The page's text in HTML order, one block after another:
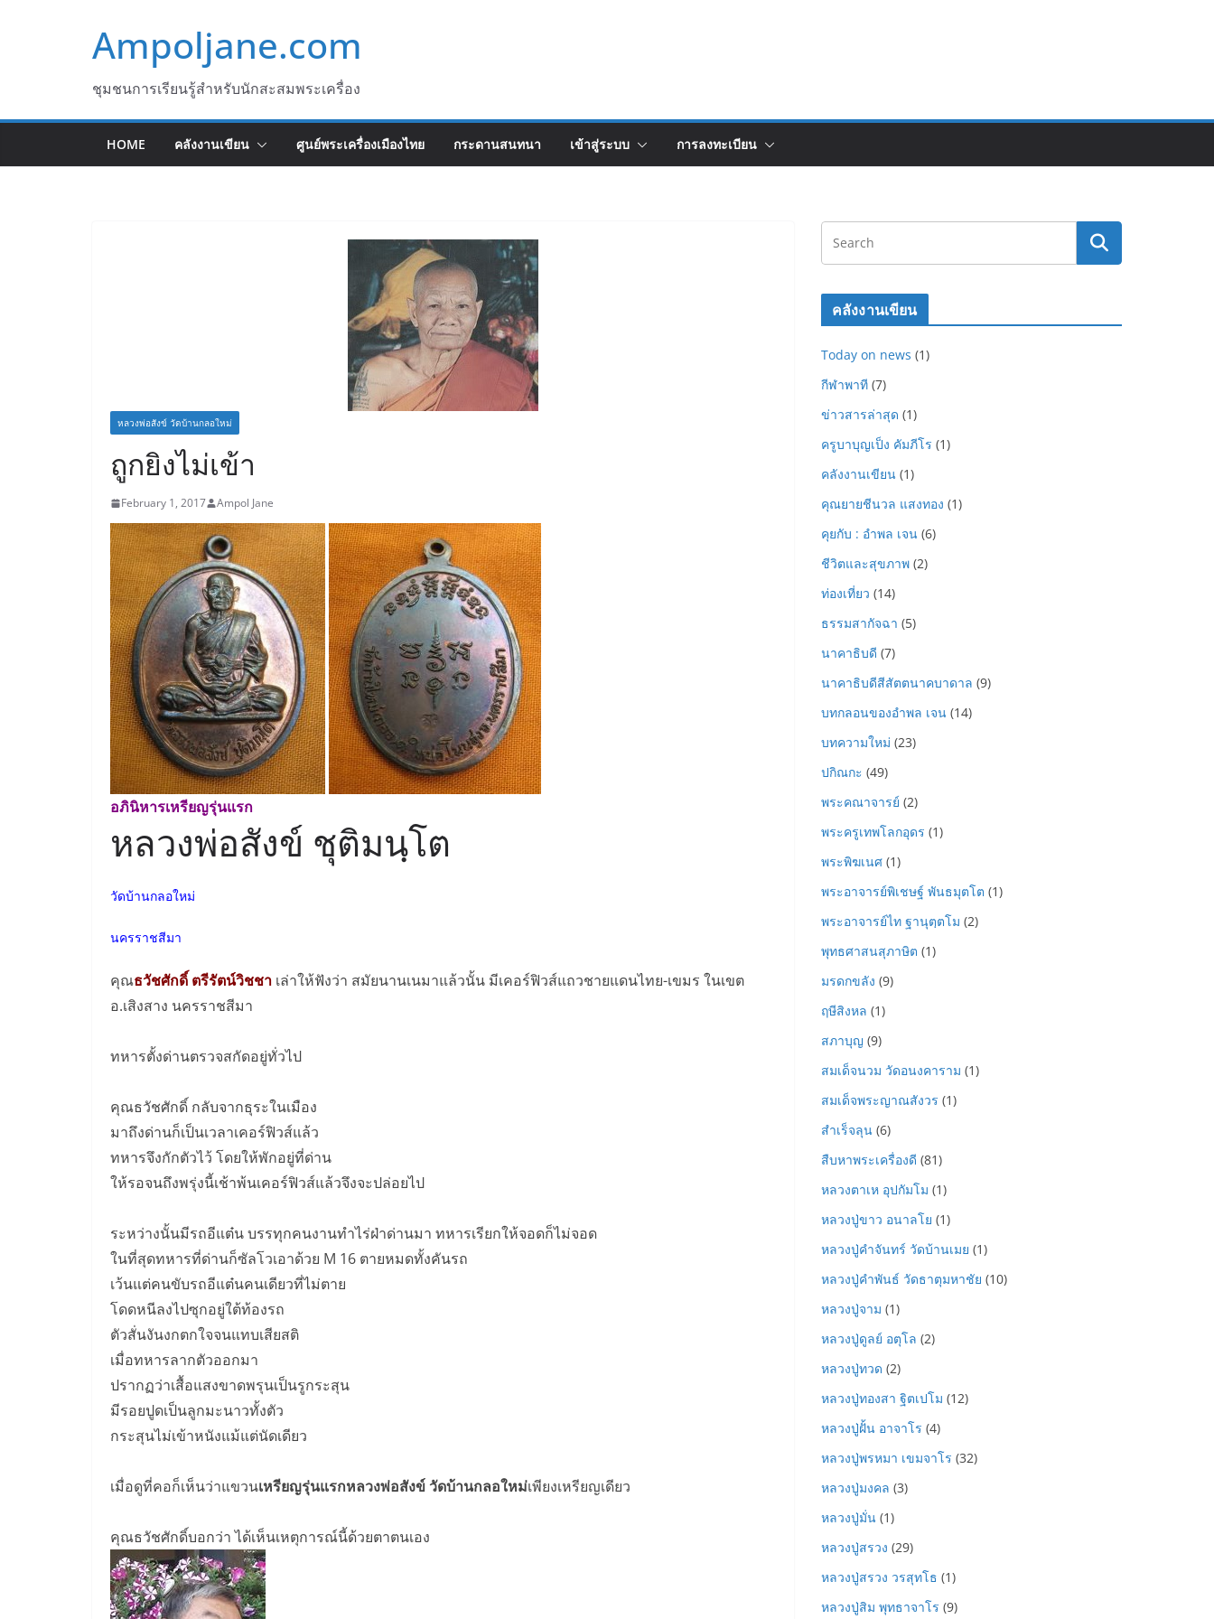
Ampoljane.com
ชุมชนการเรียนรู้สำหรับนักสะสมพระเครื่อง
HOME คลังงานเขียน ศูนย์พระเครื่องเมืองไทย กระดานสนทนา เข้าสู่ระบบ การลงทะเบียน
หลวงพ่อสังข์ วัดบ้านกลอใหม่
ถูกยิงไม่เข้า
February 1, 2017 Ampol Jane
อภินิหารเหรียญรุ่นแรก
หลวงพ่อสังข์ ชุติมนฺโต
วัดบ้านกลอใหม่
นครราชสีมา
คุณธวัชศักดิ์ ตรีรัตน์วิชชา เล่าให้ฟังว่า สมัยนานเนมาแล้วนั้น มีเคอร์ฟิวส์แถวชายแดนไทย-เขมร ในเขต
อ.เสิงสาง นครราชสีมา
ทหารตั้งด่านตรวจสกัดอยู่ทั่วไป
คุณธวัชศักดิ์ กลับจากธุระในเมือง
มาถึงด่านก็เป็นเวลาเคอร์ฟิวส์แล้ว
ทหารจึงกักตัวไว้ โดยให้พักอยู่ที่ด่าน
ให้รอจนถึงพรุ่งนี้เช้าพ้นเคอร์ฟิวส์แล้วจึงจะปล่อยไป
ระหว่างนั้นมีรถอีแต๋น บรรทุกคนงานทำไร่ฝ่าด่านมา ทหารเรียกให้จอดก็ไม่จอด
ในที่สุดทหารที่ด่านก็ซัลโวเอาด้วย M 16 ตายหมดทั้งคันรถ
เว้นแต่คนขับรถอีแต๋นคนเดียวที่ไม่ตาย
โดดหนีลงไปซุกอยู่ใต้ท้องรถ
ตัวสั่นงันงกตกใจจนแทบเสียสติ
เมื่อทหารลากตัวออกมา
ปรากฏว่าเสื้อแสงขาดพรุนเป็นรูกระสุน
มีรอยปูดเป็นลูกมะนาวทั้งตัว
กระสุนไม่เข้าหนังแม้แต่นัดเดียว
เมื่อดูที่คอก็เห็นว่าแขวนเหรียญรุ่นแรกหลวงพ่อสังข์ วัดบ้านกลอใหม่เพียงเหรียญเดียว
คุณธวัชศักดิ์บอกว่า ได้เห็นเหตุการณ์นี้ด้วยตาตนเอง
คลังงานเขียน
Today on news (1)
กีฬาพาที (7)
ข่าวสารล่าสุด (1)
ครูบาบุญเป็ง คัมภีโร (1)
คลังงานเขียน (1)
คุณยายชีนวล แสงทอง (1)
คุยกับ : อำพล เจน (6)
ชีวิตและสุขภาพ (2)
ท่องเที่ยว (14)
ธรรมสากัจฉา (5)
นาคาธิบดี (7)
นาคาธิบดีสีสัตตนาคบาดาล (9)
บทกลอนของอำพล เจน (14)
บทความใหม่ (23)
ปกิณกะ (49)
พระคณาจารย์ (2)
พระครูเทพโลกอุดร (1)
พระพิฆเนศ (1)
พระอาจารย์พิเชษฐ์ พันธมุตโต (1)
พระอาจารย์ไท ฐานุตฺตโม (2)
พุทธศาสนสุภาษิต (1)
มรดกขลัง (9)
ฤษีสิงหล (1)
สภาบุญ (9)
สมเด็จนวม วัดอนงคาราม (1)
สมเด็จพระญาณสังวร (1)
สำเร็จลุน (6)
สืบหาพระเครื่องดี (81)
หลวงตาเห อุปกัมโม (1)
หลวงปู่ขาว อนาลโย (1)
หลวงปู่คำจันทร์ วัดบ้านเมย (1)
หลวงปู่คำพันธ์ วัดธาตุมหาชัย (10)
หลวงปู่จาม (1)
หลวงปู่ดูลย์ อตุโล (2)
หลวงปู่ทวด (2)
หลวงปู่ทองสา ฐิตเปโม (12)
หลวงปู่ฝั้น อาจาโร (4)
หลวงปู่พรหมา เขมจาโร (32)
หลวงปู่มงคล (3)
หลวงปู่มั่น (1)
หลวงปู่สรวง (29)
หลวงปู่สรวง วรสุทโธ (1)
หลวงปู่สิม พุทธาจาโร (9)